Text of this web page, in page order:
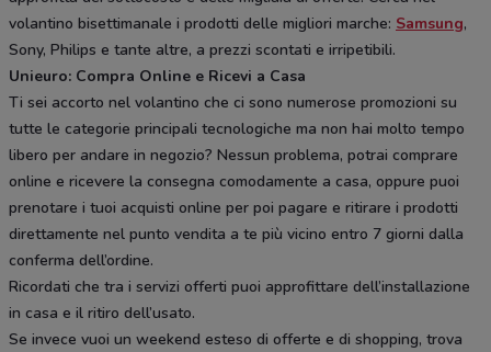
volantino bisettimanale i prodotti delle migliori marche: Samsung,
Sony, Philips e tante altre, a prezzi scontati e irripetibili.
Unieuro: Compra Online e Ricevi a Casa
Ti sei accorto nel volantino che ci sono numerose promozioni su
tutte le categorie principali tecnologiche ma non hai molto tempo
libero per andare in negozio? Nessun problema, potrai comprare
online e ricevere la consegna comodamente a casa, oppure puoi
prenotare i tuoi acquisti online per poi pagare e ritirare i prodotti
direttamente nel punto vendita a te più vicino entro 7 giorni dalla
conferma dell’ordine.
Ricordati che tra i servizi offerti puoi approfittare dell’installazione
in casa e il ritiro dell’usato.
Se invece vuoi un weekend esteso di offerte e di shopping, trova